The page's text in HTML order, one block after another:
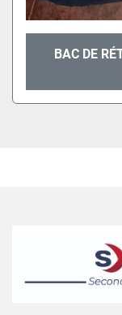
BAC DE